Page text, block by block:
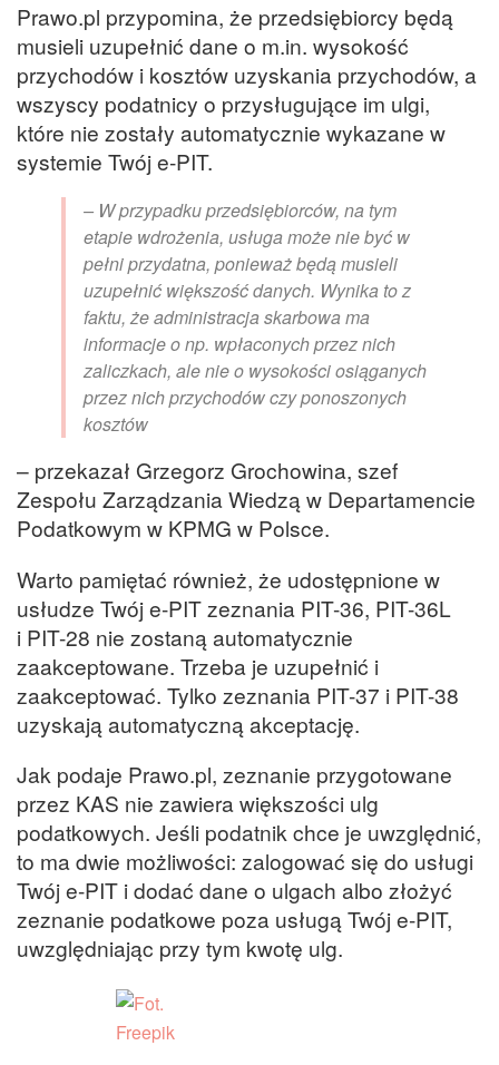
Prawo.pl przypomina, że przedsiębiorcy będą
musieli uzupełnić dane o m.in. wysokość
przychodów i kosztów uzyskania przychodów, a
wszyscy podatnicy o przysługujące im ulgi,
które nie zostały automatycznie wykazane w
systemie Twój e-PIT.
– W przypadku przedsiębiorców, na tym
etapie wdrożenia, usługa może nie być w
pełni przydatna, ponieważ będą musieli
uzupełnić większość danych. Wynika to z
faktu, że administracja skarbowa ma
informacje o np. wpłaconych przez nich
zaliczkach, ale nie o wysokości osiąganych
przez nich przychodów czy ponoszonych
kosztów
– przekazał Grzegorz Grochowina, szef
Zespołu Zarządzania Wiedzą w Departamencie
Podatkowym w KPMG w Polsce.
Warto pamiętać również, że udostępnione w
usłudze Twój e-PIT zeznania PIT-36, PIT-36L
i PIT-28 nie zostaną automatycznie
zaakceptowane. Trzeba je uzupełnić i
zaakceptować. Tylko zeznania PIT-37 i PIT-38
uzyskają automatyczną akceptację.
Jak podaje Prawo.pl, zeznanie przygotowane
przez KAS nie zawiera większości ulg
podatkowych. Jeśli podatnik chce je uwzględnić,
to ma dwie możliwości: zalogować się do usługi
Twój e-PIT i dodać dane o ulgach albo złożyć
zeznanie podatkowe poza usługą Twój e-PIT,
uwzględniając przy tym kwotę ulg.